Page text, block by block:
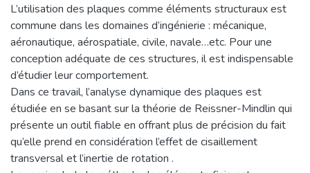
L’utilisation des plaques comme éléments structuraux est
commune dans les domaines d’ingénierie : mécanique,
aéronautique, aérospatiale, civile, navale…etc. Pour une
conception adéquate de ces structures, il est indispensable
d’étudier leur comportement.
Dans ce travail, l’analyse dynamique des plaques est
étudiée en se basant sur la théorie de Reissner-Mindlin qui
présente un outil fiable en offrant plus de précision du fait
qu’elle prend en considération l’effet de cisaillement
transversal et l’inertie de rotation .